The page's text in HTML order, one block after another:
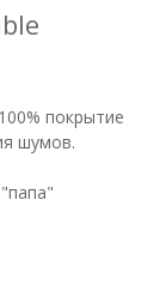
покрытие
шумов.